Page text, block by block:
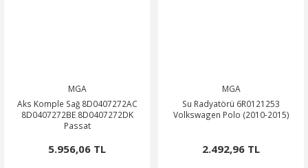
MGA
Aks Komple Sağ 8D0407272AC
8D0407272BE 8D0407272DK
Passat
5.956,06 TL
MGA
Su Radyatörü 6R0121253
Volkswagen Polo (2010-2015)
2.492,96 TL